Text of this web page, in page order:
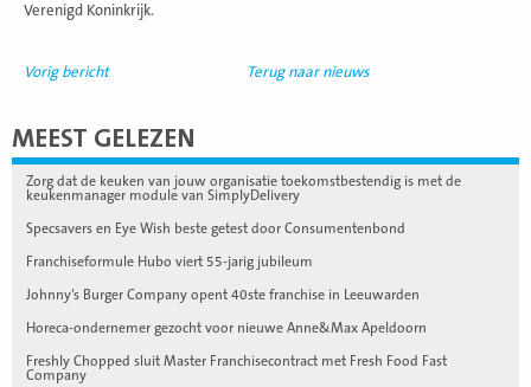
Verenigd Koninkrijk.
Vorig bericht Terug naar nieuws
MEEST GELEZEN
Zorg dat de keuken van jouw organisatie toekomstbestendig is met de
keukenmanager module van SimplyDelivery
Specsavers en Eye Wish beste getest door Consumentenbond
Franchiseformule Hubo viert 55-jarig jubileum
Johnny’s Burger Company opent 40ste franchise in Leeuwarden
Horeca-ondernemer gezocht voor nieuwe Anne&Max Apeldoorn
Freshly Chopped sluit Master Franchisecontract met Fresh Food Fast
Company